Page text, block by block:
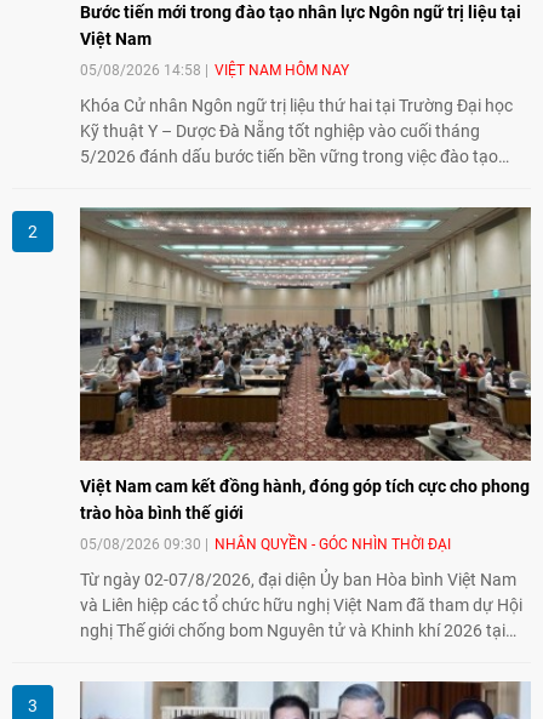
Bước tiến mới trong đào tạo nhân lực Ngôn ngữ trị liệu tại
Việt Nam
05/08/2026 14:58 VIỆT NAM HÔM NAY
Khóa Cử nhân Ngôn ngữ trị liệu thứ hai tại Trường Đại học
Kỹ thuật Y – Dược Đà Nẵng tốt nghiệp vào cuối tháng
5/2026 đánh dấu bước tiến bền vững trong việc đào tạo
tại Việt Nam.
Việt Nam cam kết đồng hành, đóng góp tích cực cho phong
trào hòa bình thế giới
05/08/2026 09:30 NHÂN QUYỀN - GÓC NHÌN THỜI ĐẠI
Từ ngày 02-07/8/2026, đại diện Ủy ban Hòa bình Việt Nam
và Liên hiệp các tổ chức hữu nghị Việt Nam đã tham dự Hội
nghị Thế giới chống bom Nguyên tử và Khinh khí 2026 tại
đồng hành cùng với phong trào hoà bình của nhân dân
Nhật Bản và thế giới ủng hộ giải trừ vũ khí hạt nhân của Việt